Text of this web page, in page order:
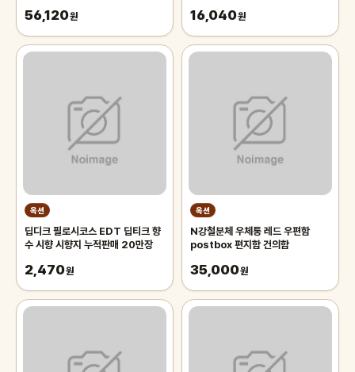
56,120원
리햇
16,040원
옥션
딥디크 필로시코스 EDT 딥티크 향
수 시향 시향지 누적판매 20만장
2,470원
옥션
N강철분체 우체통 레드 우편함
postbox 편지함 건의함
35,000원